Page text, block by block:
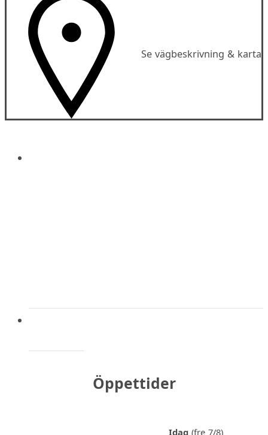
Se vägbeskrivning & karta
Öppettider
Idag (fre 7/8)